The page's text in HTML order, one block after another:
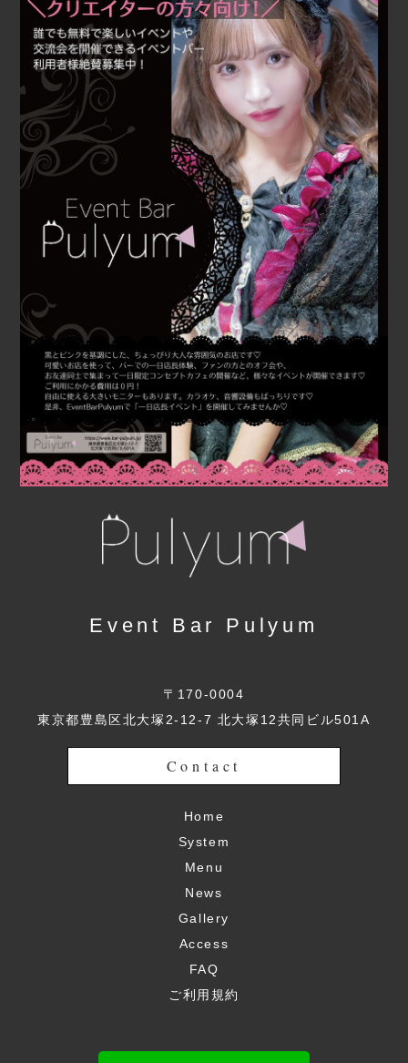
Event Bar Pulyum
〒170-0004
東京都豊島区北大塚2-12-7 北大塚12共同ビル501A
Contact
Home
System
Menu
News
Gallery
Access
FAQ
ご利用規約